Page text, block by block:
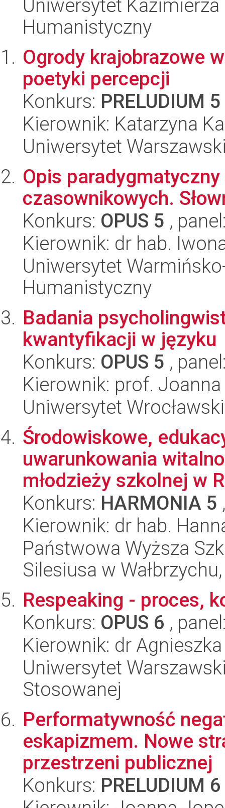
Uniwersytet Kazimierza
Humanistyczny
Ogrody krajobrazowe
poetyki percepcji
Konkurs: PRELUDIUM 5
Kierownik: Katarzyna
Uniwersytet
Opis
czasownikowych.
Konkurs: OPUS 5 ,
Kierownik: dr hab.
Uniwersytet
Humanistyczny
Badania
kwantyfikacji w języku
Konkurs: OPUS 5 ,
Kierownik: prof. Joanna
Uniwersytet
Środowiskowe,
uwarunkowania
młodzieży szkolnej w
Konkurs: HARMONIA 5
Kierownik: dr hab.
Państwowa Wyższa
Silesiusa w
Respeaking - proces,
Konkurs: OPUS 6 ,
Kierownik: dr
Uniwersytet
Stosowanej
Performatywność
eskapizmem. Nowe
przestrzeni publicznej
Konkurs: PRELUDIUM 6